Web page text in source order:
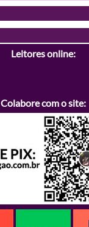
Leitores online:
Colabore com o site: